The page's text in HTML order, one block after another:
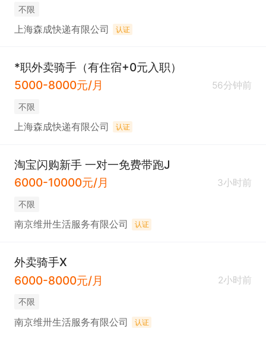
不限
上海森成快递有限公司 认证
*职外卖骑手（有住宿+0元入职）
5000-8000元/月
56分钟前
不限
上海森成快递有限公司 认证
淘宝闪购新手 一对一免费带跑J
6000-10000元/月
3小时前
不限
南京维卅生活服务有限公司 认证
外卖骑手X
6000-8000元/月
2小时前
不限
南京维卅生活服务有限公司 认证